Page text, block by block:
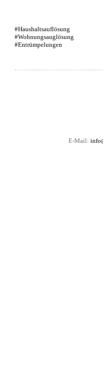
#Haushaltsauflösung
#Wohnungsauglösung
#Entrümpelungen
E-Mail: